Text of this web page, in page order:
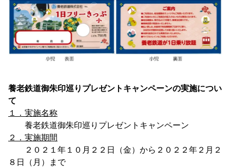
養老鉄道御朱印巡りプレゼントキャンペーンの実施につい
て
１．実施名称
養老鉄道御朱印巡りプレゼントキャンペーン
２．実施期間
２０２１年１０月２２日（金）から２０２２年２月２
８日（月）まで